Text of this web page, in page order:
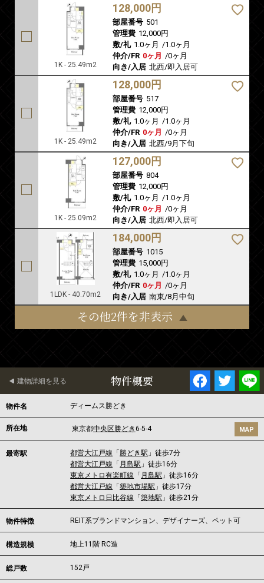
1K - 25.49m2
128,000円
部屋番号 501
管理費 12,000円
敷/礼 1.0ヶ月 /1.0ヶ月
仲介/FR 0ヶ月 /0ヶ月
向き/入居 北西/即入居可
1K - 25.49m2
128,000円
部屋番号 517
管理費 12,000円
敷/礼 1.0ヶ月 /1.0ヶ月
仲介/FR 0ヶ月 /0ヶ月
向き/入居 北西/9月下旬
1K - 25.09m2
127,000円
部屋番号 804
管理費 12,000円
敷/礼 1.0ヶ月 /1.0ヶ月
仲介/FR 0ヶ月 /0ヶ月
向き/入居 北西/即入居可
1LDK - 40.70m2
184,000円
部屋番号 1015
管理費 15,000円
敷/礼 1.0ヶ月 /1.0ヶ月
仲介/FR 0ヶ月 /0ヶ月
向き/入居 南東/8月中旬
その他2件を非表示
物件概要
建物詳細を見る
物件名 ディームス勝どき
所在地 東京都中央区勝どき6-5-4 MAP
最寄駅 都営大江戸線 「 勝どき駅 」徒歩7分
都営大江戸線 「 月島駅 」徒歩16分
東京メトロ有楽町線 「 月島駅 」徒歩16分
都営大江戸線 「築地市場駅 」徒歩17分
東京メトロ日比谷線 「築地駅 」徒歩21分
物件特徴 REIT系ブランドマンション、デザイナーズ、ペット可
構造規模 地上11階 RC造
総戸数 152戸